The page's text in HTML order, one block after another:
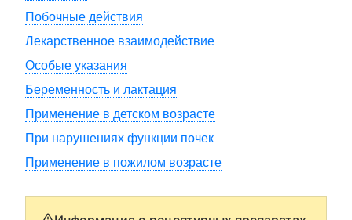
Побочные действия
Лекарственное взаимодействие
Особые указания
Беременность и лактация
Применение в детском возрасте
При нарушениях функции почек
Применение в пожилом возрасте